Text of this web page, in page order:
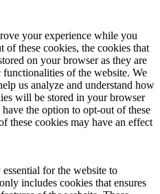
your experience while you
of these cookies, the cookies that
on your browser as they are
of the website. We
us analyze and understand how
will be stored in your browser
the option to opt-out of these
these cookies may have an effect
for the website to
includes cookies that ensures